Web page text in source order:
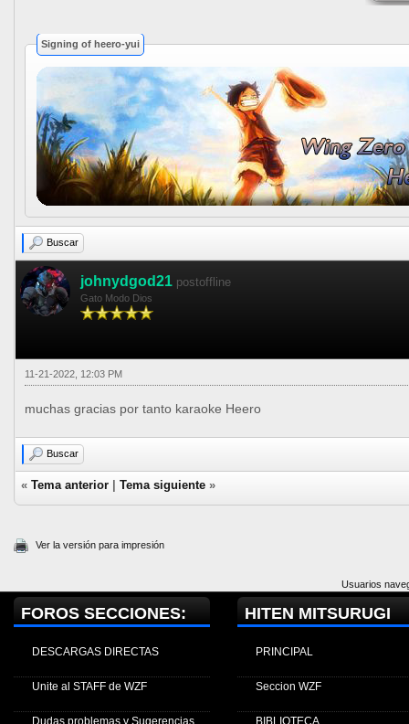
Signing of heero-yui
Buscar
johnydgod21 postoffline
Gato Modo Dios
11-21-2022, 12:03 PM
muchas gracias por tanto karaoke Heero
Buscar
« Tema anterior Tema siguiente »
Ver la versión para impresión
Usuarios
FOROS SECCIONES:
DESCARGAS DIRECTAS
Unite al STAFF de WZF
Dudas problemas y Sugerencias
HITEN MITSURUGI
PRINCIPAL
Seccion WZF
BIBLIOTECA